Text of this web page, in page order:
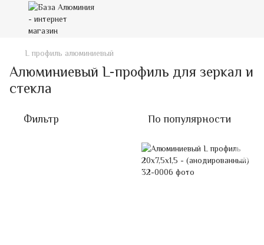
L профиль алюминиевый
Алюминиевый L-профиль для зеркал и
стекла
Фильтр По популярности